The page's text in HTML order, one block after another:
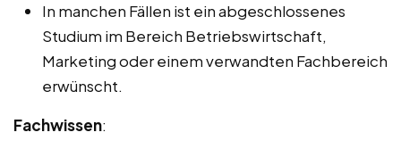
In manchen Fällen ist ein abgeschlossenes
Studium im Bereich Betriebswirtschaft,
Marketing oder einem verwandten Fachbereich
erwünscht.
Fachwissen: